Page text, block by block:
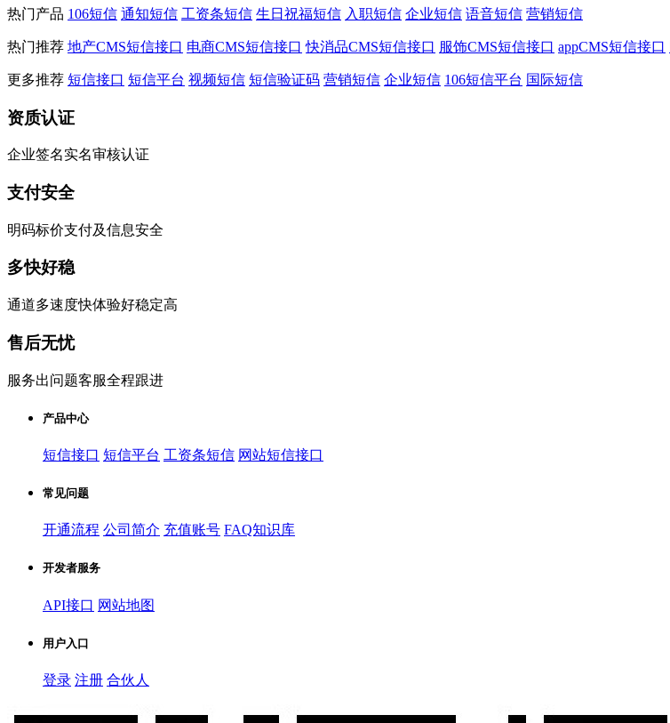
热门产品 106短信 通知短信 工资条短信 生日祝福短信 入职短信 企业短信 语音短信 营销短信
热门推荐 地产CMS短信接口 电商CMS短信接口 快消品CMS短信接口 服饰CMS短信接口 appCMS短信接口
更多推荐 短信接口 短信平台 视频短信 短信验证码 营销短信 企业短信 106短信平台 国际短信
资质认证
企业签名实名审核认证
支付安全
明码标价支付及信息安全
多快好稳
通道多速度快体验好稳定高
售后无忧
服务出问题客服全程跟进
产品中心
短信接口 短信平台 工资条短信 网站短信接口
常见问题
开通流程 公司简介 充值账号 FAQ知识库
开发者服务
API接口 网站地图
用户入口
登录 注册 合伙人